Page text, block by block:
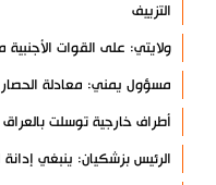
التزييف
ولايتي: على القوات الأجنبية
مسؤول يمني: معادلة
أطراف خارجية توسلت
الرئيس بزشكيان: ينبغي